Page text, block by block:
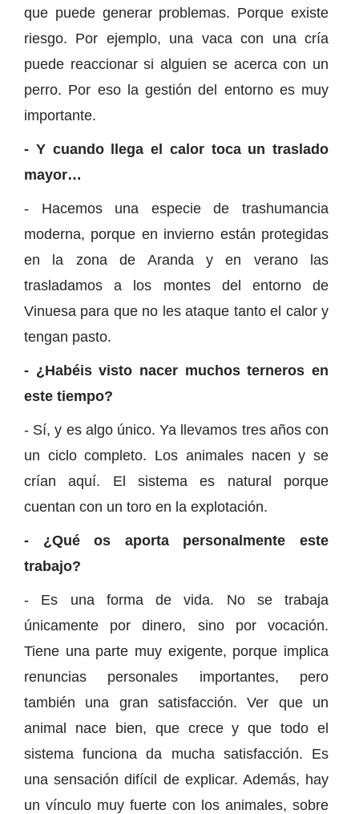
que puede generar problemas. Porque existe
riesgo. Por ejemplo, una vaca con una cría
puede reaccionar si alguien se acerca con un
perro. Por eso la gestión del entorno es muy
importante.
- Y cuando llega el calor toca un traslado
mayor…
- Hacemos una especie de trashumancia
moderna, porque en invierno están protegidas
en la zona de Aranda y en verano las
trasladamos a los montes del entorno de
Vinuesa para que no les ataque tanto el calor y
tengan pasto.
- ¿Habéis visto nacer muchos terneros en
este tiempo?
- Sí, y es algo único. Ya llevamos tres años con
un ciclo completo. Los animales nacen y se
crían aquí. El sistema es natural porque
cuentan con un toro en la explotación.
- ¿Qué os aporta personalmente este
trabajo?
- Es una forma de vida. No se trabaja
únicamente por dinero, sino por vocación.
Tiene una parte muy exigente, porque implica
renuncias personales importantes, pero
también una gran satisfacción. Ver que un
animal nace bien, que crece y que todo el
sistema funciona da mucha satisfacción. Es
una sensación difícil de explicar. Además, hay
un vínculo muy fuerte con los animales, sobre